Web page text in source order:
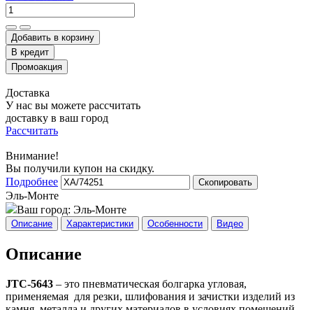
Добавить в корзину
Доставка
У нас вы можете рассчитать
доставку в ваш город
Рассчитать
Внимание!
Вы получили купон на скидку.
Подробнее
Скопировать
Эль-Монте
Ваш город: Эль-Монте
Описание Характеристики Особенности Видео
Описание
JTC-5643 – это пневматическая болгарка угловая,
применяемая для резки, шлифования и зачистки изделий из